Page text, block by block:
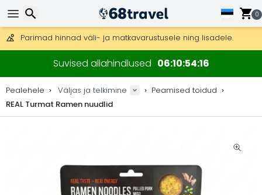
0
Saab saata ka DHL Expressi kaudu (kohaletoimetamine 24 tunni
30 päeva tagastamiseks, 90 päeva puidust kaartide ja
Parimad hinnad väli- ja matkavarustusele ning lisadele.
Suvised allahindlused 06105416
Pealehele Väljas ja telkimine
Peamised toidud
REAL Turmat Ramen nuudlid